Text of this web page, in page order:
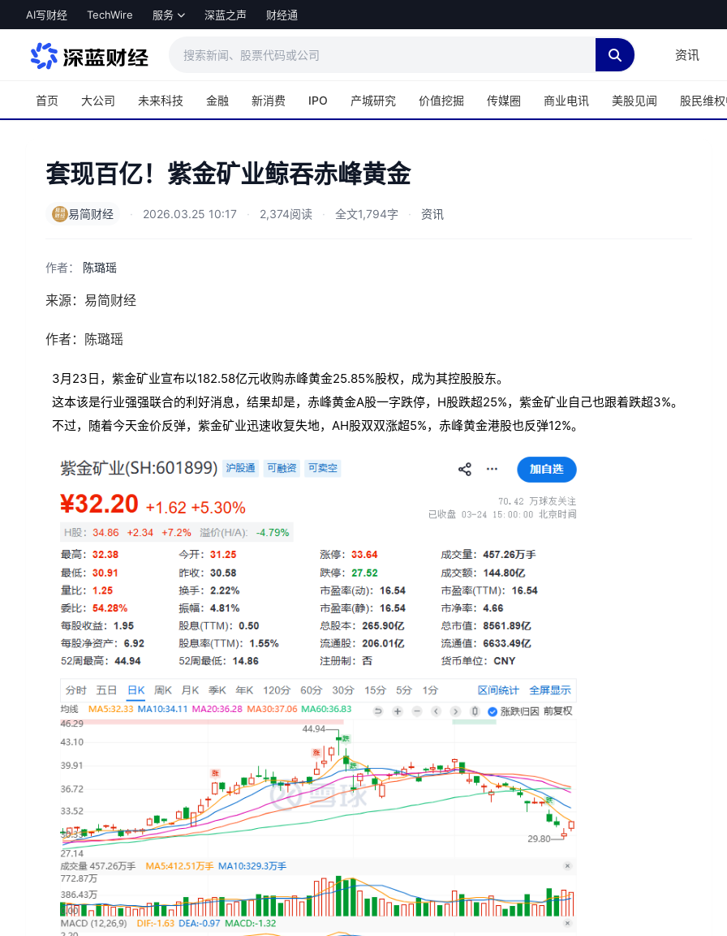
跳转到主内容
AI写财经 TechWire 服务 深蓝之声 财经通
资讯
首页 大公司 未来科技 金融 新消费 IPO 产城研究 价值挖掘 传媒圈 商业电讯 美股见闻 股民维
套现百亿！紫金矿业鲸吞赤峰黄金
易简财经 · 2026.03.25 10:17 · 2,374阅读 · 全文1,794字 · 资讯
作者： 陈璐瑶
来源：易简财经
作者：陈璐瑶
3月23日，紫金矿业宣布以182.58亿元收购赤峰黄金25.85%股权，成为其控股股东。
这本该是行业强强联合的利好消息，结果却是，赤峰黄金A股一字跌停，H股跌超25%，紫金矿业自己也跟着跌超3%。
不过，随着今天金价反弹，紫金矿业迅速收复失地，AH股双双涨超5%，赤峰黄金港股也反弹12%。